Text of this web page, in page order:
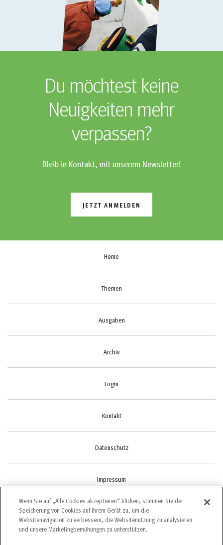
Du möchtest keine
Neuigkeiten mehr
verpassen?
Bleib in Kontakt, mit unserem Newsletter!
JETZT ANMELDEN
Home
Themen
Ausgaben
Archiv
Login
Kontakt
Datenschutz
Impressum
Cookie-Einstellungen
Wenn Sie auf „Alle Cookies akzeptieren“ klicken, stimmen Sie der
Speicherung von Cookies auf Ihrem Gerät zu, um die
Websitenavigation zu verbessern, die Websitenutzung zu analysieren
und unsere Marketingbemühungen zu unterstützen.